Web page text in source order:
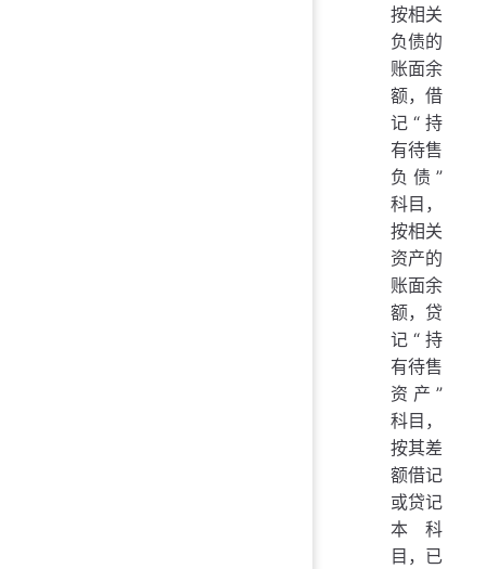
按相关
负债的
账面余
额，借
记“持
有待售
负债”
科目，
按相关
资产的
账面余
额，贷
记“持
有待售
资产”
科目，
按其差
额借记
或贷记
本科
目，已